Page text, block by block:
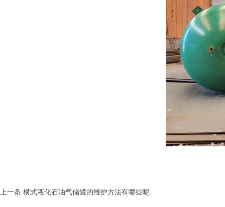
上一条:横式液化石油气储罐的维护方法有哪些呢